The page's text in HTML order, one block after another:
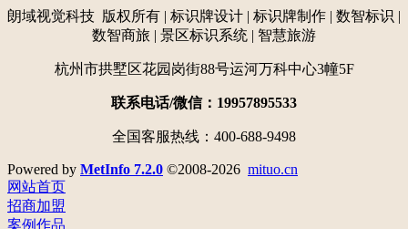
朗域视觉科技 版权所有 | 标识牌设计 | 标识牌制作 | 数智标识 |
数智商旅 | 景区标识系统 | 智慧旅游
杭州市拱墅区花园岗街88号运河万科中心3幢5F
联系电话/微信：19957895533
全国客服热线：400-688-9498
Powered by MetInfo 7.2.0 ©2008-2026 mituo.cn
网站首页
招商加盟
案例作品